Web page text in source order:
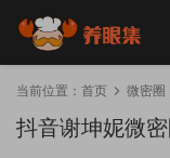
当前位置： 首页 微密圈
抖音谢坤妮微